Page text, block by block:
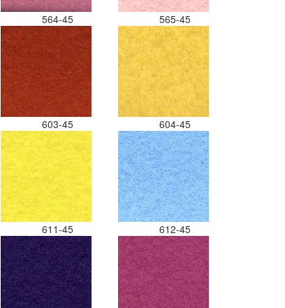
564-45 565-45
603-45 604-45
611-45 612-45